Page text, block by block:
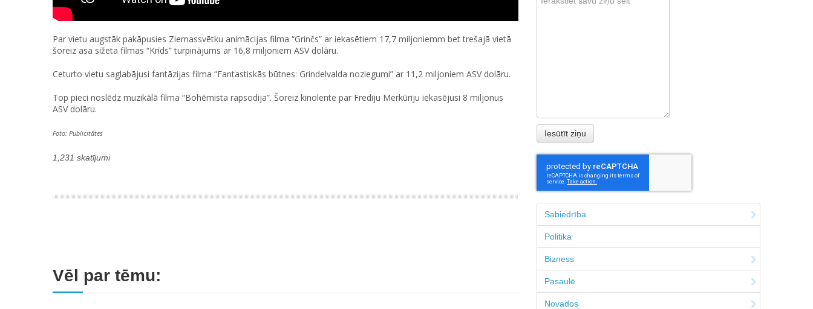
Par vietu augstāk pakāpusies Ziemassvētku animācijas filma “Grinčs” ar iekasētiem 17,7 miljoniemm bet trešajā vietā
šoreiz asa sižeta filmas “Krīds” turpinājums ar 16,8 miljoniem ASV dolāru.
Ceturto vietu saglabājusi fantāzijas filma “Fantastiskās būtnes: Grindelvalda noziegumi” ar 11,2 miljoniem ASV dolāru.
Top pieci noslēdz muzikālā filma “Bohēmista rapsodija”. Šoreiz kinolente par Frediju Merkūriju iekasējusi 8 miljonus
ASV dolāru.
Foto: Publicitātes
1,231 skatījumi
Vēl par tēmu:
Sabiedrība
Politika
Bizness
Pasaulē
Novados